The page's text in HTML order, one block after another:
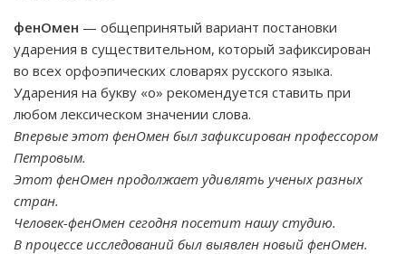
фенОмен — общепринятый вариант постановки
ударения в существительном, который зафиксирован
во всех орфоэпических словарях русского языка.
Ударения на букву «о» рекомендуется ставить при
любом лексическом значении слова.
Впервые этот фенОмен был зафиксирован профессором
Петровым.
Этот фенОмен продолжает удивлять ученых разных
стран.
Человек-фенОмен сегодня посетит нашу студию.
В процессе исследований был выявлен новый фенОмен.